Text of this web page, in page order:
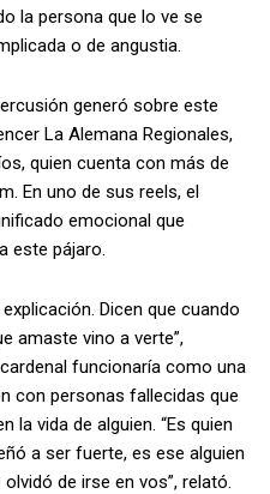
la persona que lo ve se
o de angustia.
generó sobre este
La Alemana Regionales,
quien cuenta con más de
En uno de sus reels, el
emocional que
este pájaro.
Dicen que cuando
amaste vino a verte”,
funcionaría como una
con personas fallecidas que
la vida de alguien. “Es quien
a ser fuerte, es ese alguien
de irse en vos”, relató.